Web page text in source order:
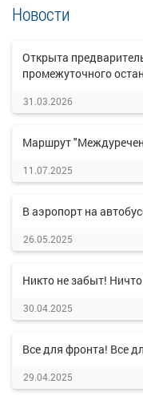
Новости
Открыта
промежуточного
31.03.2026
Маршрут
11.07.2025
В аэропорт на
26.05.2025
Никто не забыт!
30.04.2025
Все для фронта! Все
29.04.2025